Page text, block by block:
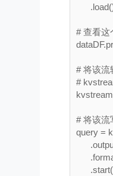
# 查看这
# 将该流
#
# 将该流
query =